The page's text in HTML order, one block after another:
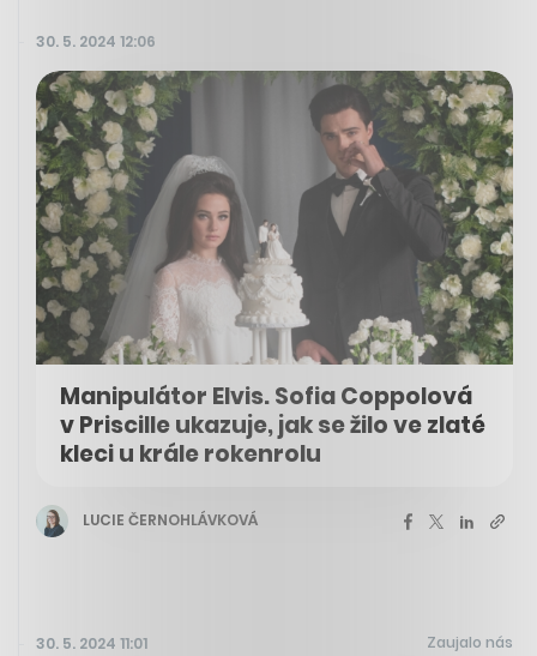
30. 5. 2024 12:06
Manipulátor Elvis. Sofia Coppolová
v Priscille ukazuje, jak se žilo ve zlaté
kleci u krále rokenrolu
LUCIE ČERNOHLÁVKOVÁ
30. 5. 2024 11:01 Zaujalo nás